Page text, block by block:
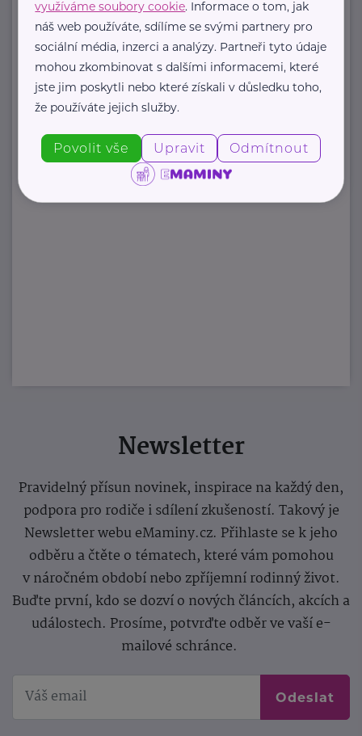
Zobrazit přehled společností
Newsletter
Pravidelný přísun novinek, inspirace na každý den,
podpora pro rodiče i sdílení zkušeností. Takový je
Newsletter webu eMaminy.cz. Přihlaste se k jeho
odběru a čtěte o tématech, které vám pomohou
v náročném období nebo zpříjemní rodinný život.
Buďte první, kdo se dozví o nových článcích, akcích a
událostech. Prosíme, potvrďte odběr ve vaší e-
mailové schránce.
Odeslat
využíváme soubory cookie. Informace o tom, jak
náš web používáte, sdílíme se svými partnery pro
sociální média, inzerci a analýzy. Partneři tyto údaje
mohou zkombinovat s dalšími informacemi, které
jste jim poskytli nebo které získali v důsledku toho,
že používáte jejich služby.
Povolit vše Upravit Odmítnout